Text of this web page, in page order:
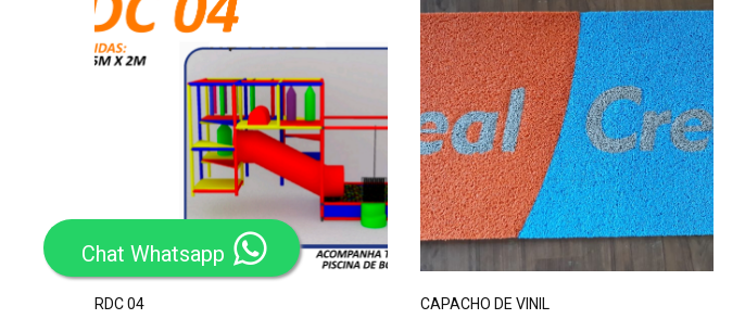
Chat Whatsapp
RDC 04 CAPACHO DE VINIL